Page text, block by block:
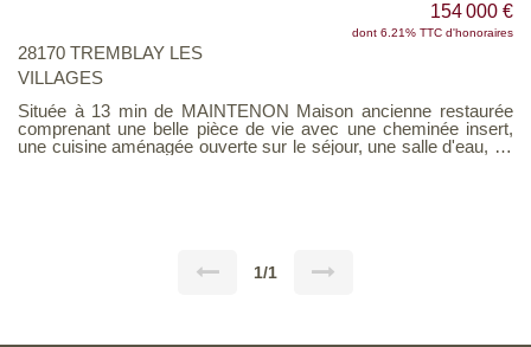
154 000 €
dont 6.21% TTC d'honoraires
28170 TREMBLAY LES
VILLAGES
Située à 13 min de MAINTENON Maison ancienne restaurée
comprenant une belle pièce de vie avec une cheminée insert,
une cuisine aménagée ouverte sur le séjour, une salle d'eau, un
1/1